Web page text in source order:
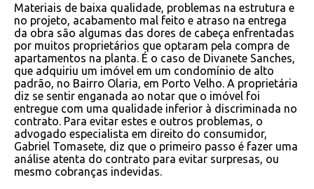
Materiais de baixa qualidade, problemas na estrutura e
no projeto, acabamento mal feito e atraso na entrega
da obra são algumas das dores de cabeça enfrentadas
por muitos proprietários que optaram pela compra de
apartamentos na planta. É o caso de Divanete Sanches,
que adquiriu um imóvel em um condomínio de alto
padrão, no Bairro Olaria, em Porto Velho. A proprietária
diz se sentir enganada ao notar que o imóvel foi
entregue com uma qualidade inferior à discriminada no
contrato. Para evitar estes e outros problemas, o
advogado especialista em direito do consumidor,
Gabriel Tomasete, diz que o primeiro passo é fazer uma
análise atenta do contrato para evitar surpresas, ou
mesmo cobranças indevidas.